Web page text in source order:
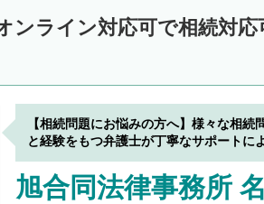
ンライン対応可で相続対応
【相続問題にお悩みの方へ】様々な相続
と経験をもつ弁護士が丁寧なサポートに
旭合同法律事務所